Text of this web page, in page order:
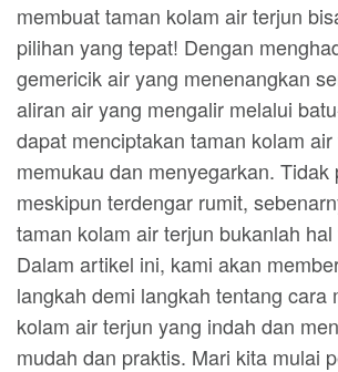
membuat taman kolam air terjun
pilihan yang tepat! Dengan
gemericik air yang menenangkan
aliran air yang mengalir melalui
dapat menciptakan taman kolam
memukau dan menyegarkan. Tidak
meskipun terdengar rumit,
taman kolam air terjun bukanlah
Dalam artikel ini, kami akan
langkah demi langkah tentang cara
kolam air terjun yang indah dan
mudah dan praktis. Mari kita mulai